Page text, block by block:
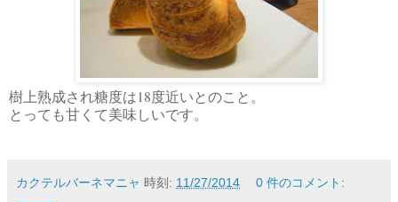
樹上熟成され糖度は18度近いとのこと。
とっても甘くて美味しいです。
カクテルバーネマニャ 時刻: 11/27/2014 0 件のコメント: